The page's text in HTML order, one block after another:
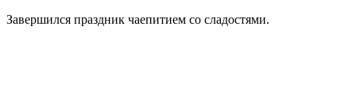
Завершился праздник чаепитием со сладостями.